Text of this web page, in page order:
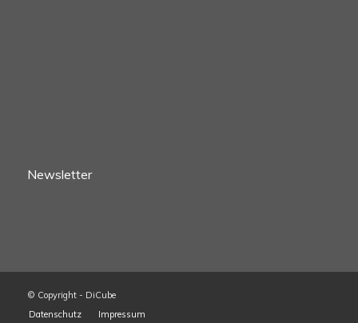
Newsletter
© Copyright - DiCube
Datenschutz
Impressum